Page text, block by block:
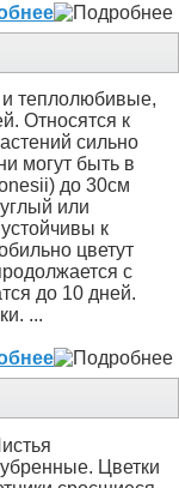
теплолюбивые,
Относятся к
сильно
могут быть в
до 30см
или
к
цветут
с
до 10 дней.
...
Цветки